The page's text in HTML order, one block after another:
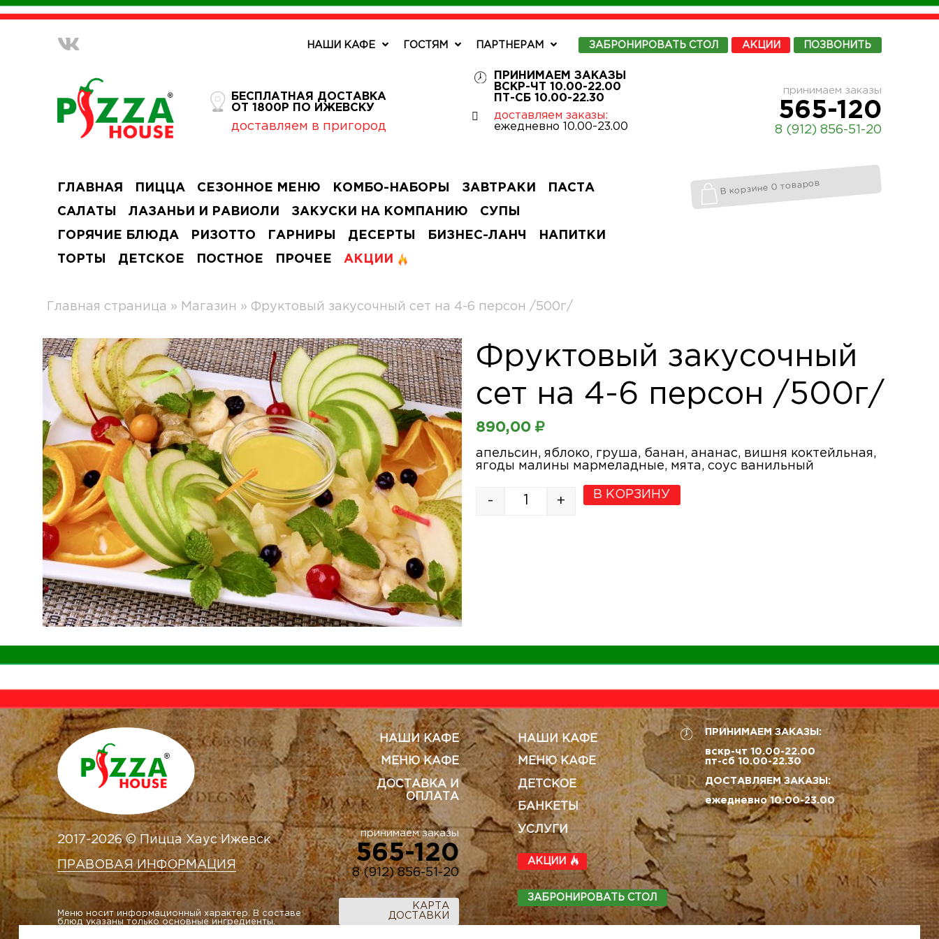
НАШИ КАФЕ ГОСТЯМ ПАРТНЕРАМ ЗАБРОНИРОВАТЬ СТОЛ АКЦИИ ПОЗВОНИТЬ
БЕСПЛАТНАЯ ДОСТАВКА
ОТ 1800Р ПО ИЖЕВСКУ
доставляем в пригород
ПРИНИМАЕМ ЗАКАЗЫ
ВСКР-ЧТ 10.00-22.00
ПТ-СБ 10.00-22.30
доставляем заказы:
ежедневно 10.00-23.00
принимаем заказы
565-120
8 (912) 856-51-20
ГЛАВНАЯ ПИЦЦА СЕЗОННОЕ МЕНЮ КОМБО-НАБОРЫ ЗАВТРАКИ ПАСТА
САЛАТЫ ЛАЗАНЬИ И РАВИОЛИ ЗАКУСКИ НА КОМПАНИЮ СУПЫ
ГОРЯЧИЕ БЛЮДА РИЗОТТО ГАРНИРЫ ДЕСЕРТЫ БИЗНЕС-ЛАНЧ НАПИТКИ
ТОРТЫ ДЕТСКОЕ ПОСТНОЕ ПРОЧЕЕ АКЦИИ
В корзине 0 товаров
Главная страница » Магазин » Фруктовый закусочный сет на 4-6 персон /500г/
Фруктовый закусочный
сет на 4-6 персон /500г/
890,00 ₽
апельсин, яблоко, груша, банан, ананас, вишня коктейльная,
ягоды малины мармеладные, мята, соус ванильный
- + В КОРЗИНУ
2017-2026 © Пицца Хаус Ижевск
ПРАВОВАЯ ИНФОРМАЦИЯ
Меню носит информационный характер. В составе
блюд указаны только основные ингредиенты.
НАШИ КАФЕ
МЕНЮ КАФЕ
ДОСТАВКА И
ОПЛАТА
принимаем заказы
565-120
8 (912) 856-51-20
КАРТА
ДОСТАВКИ
НАШИ КАФЕ
МЕНЮ КАФЕ
ДЕТСКОЕ
БАНКЕТЫ
УСЛУГИ
АКЦИИ
ЗАБРОНИРОВАТЬ СТОЛ
ПРИНИМАЕМ ЗАКАЗЫ:
вскр-чт 10.00-22.00
пт-сб 10.00-22.30
ДОСТАВЛЯЕМ ЗАКАЗЫ:
ежедневно 10.00-23.00